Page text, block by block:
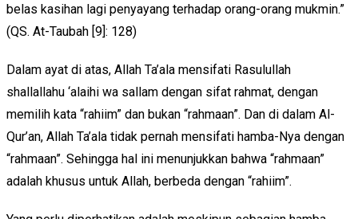
belas kasihan lagi penyayang terhadap orang-orang mukmin.”
(QS. At-Taubah [9]: 128)
Dalam ayat di atas, Allah Ta’ala mensifati Rasulullah
shallallahu ‘alaihi wa sallam dengan sifat rahmat, dengan
memilih kata “rahiim” dan bukan “rahmaan”. Dan di dalam Al-
Qur’an, Allah Ta’ala tidak pernah mensifati hamba-Nya dengan
“rahmaan”. Sehingga hal ini menunjukkan bahwa “rahmaan”
adalah khusus untuk Allah, berbeda dengan “rahiim”.